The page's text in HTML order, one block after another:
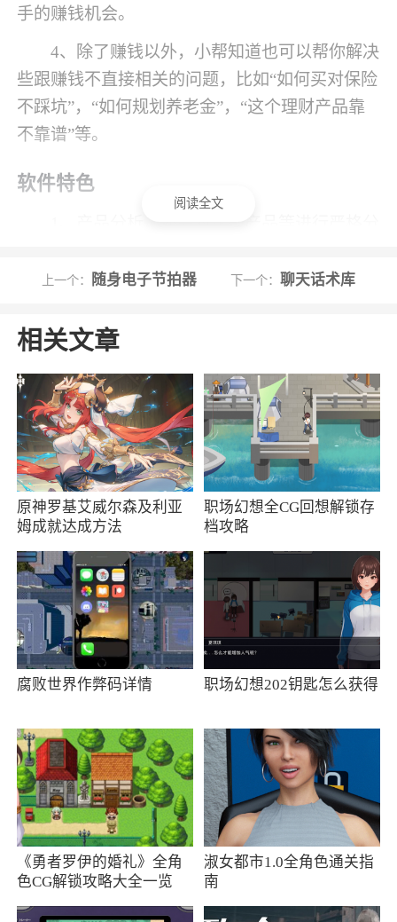
手的赚钱机会。
4、除了赚钱以外，小帮知道也可以帮你解决
些跟赚钱不直接相关的问题，比如“如何买对保险
不踩坑”，“如何规划养老金”，“这个理财产品靠
不靠谱”等。
软件特色
2、实操指导通过训练营的模式，社群班导服
3、基金榜单，用户也能通过热门基金榜单
等，在线对各种当下火热基金等进行一键查询
4、互动社区热门资讯、投资机会、学长学姐
互动答疑，帮助大家持续成长
5、在证监会和银监会的双重监管下进行银行
存款，让你更加放心
小编评价
1、坚持为中国家庭提供优质的资产规划服
务，为亿万家庭带来优质的理财服务
2、为你带来全新的理财数据参考，打造全面
的资讯服务保障，带来更加详细的细节分类选
服务，打造更加全面的优质内容学习帮助。为你
快速的进行理财信息的规划学习，掌握最新的阅
读参考
更新日志
修复若干已知问题，优化使用体验，快来更
阅读全文
上一个： 随身电子节拍器 下一个：聊天话术库
相关文章
原神罗基艾威尔森及利亚
姆成就达成方法
职场幻想全CG回想解锁存
档攻略
腐败世界作弊码详情 职场幻想202钥匙怎么获得
《勇者罗伊的婚礼》全角
色CG解锁攻略大全一览
淑女都市1.0全角色通关指
南